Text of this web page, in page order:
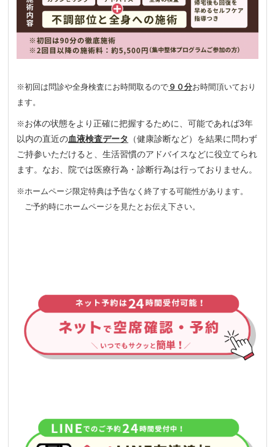
※初回は問診や全身検査にお時間取るので ９０分お時間頂いており
ます。
※ お体の状態をより正確に把握するために、可能であれば3年
以内の直近の血液検査データ
（健康診断など）を結果に問わず
ご持参いただけると、生活習慣のアドバイスなどに役立てられ
ます。なお、院では医療行為・診断行為は行っておりません。
※ホームページ限定特典は予告なく終了する可能性があります。
ご予約時にホームページを見たとお伝え下さい。